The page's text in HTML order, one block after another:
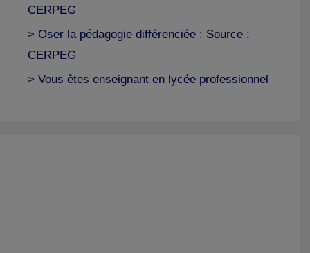
CERPEG
> Oser la pédagogie différenciée : Source :
CERPEG
> Vous êtes enseignant en lycée professionnel